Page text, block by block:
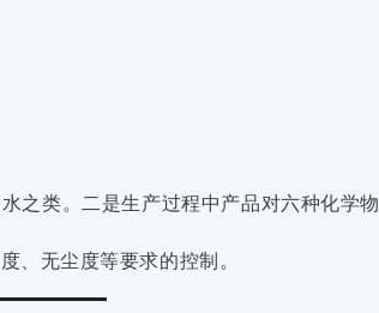
之类。二是生产过程中产品对六种化学物
、无尘度等要求的控制。